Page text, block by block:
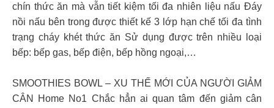
chín thức ăn mà vẫn tiết kiệm tối đa nhiên liệu nấu Đáy
nồi nấu bên trong được thiết kế 3 lớp hạn chế tối đa tình
trạng cháy khét thức ăn Sử dụng được trên nhiều loại
bếp: bếp gas, bếp điện, bếp hồng ngoại,…
SMOOTHIES BOWL – XU THẾ MỚI CỦA NGƯỜI GIẢM
CÂN Home No1 Chắc hẳn ai quan tâm đến giảm cân